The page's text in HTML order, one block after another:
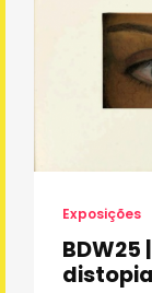
Exposições
BDW25